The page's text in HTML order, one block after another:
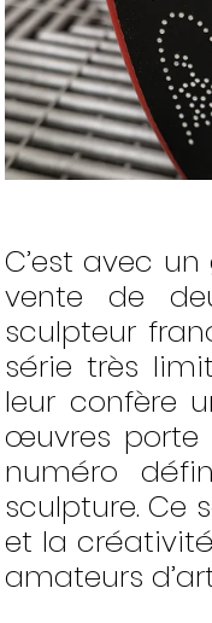
C’est avec
vente de
sculpteur
série très
leur confère
œuvres porte
numéro
sculpture. Ce
et la
amateurs